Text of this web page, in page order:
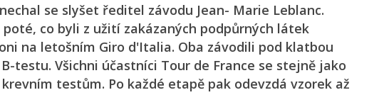
se slyšet ředitel závodu Jean- Marie Leblanc.
co byli z užití zakázaných podpůrných látek
na letošním Giro d'Italia. Oba závodili pod klatbou
testu. Všichni účastníci Tour de France se stejně jako
testům. Po každé etapě pak odevzdá vzorek až